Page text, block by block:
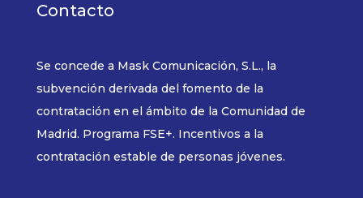
Contacto
Se concede a Mask Comunicación, S.L., la
subvención derivada del fomento de la
contratación en el ámbito de la Comunidad de
Madrid. Programa FSE+. Incentivos a la
contratación estable de personas jóvenes.